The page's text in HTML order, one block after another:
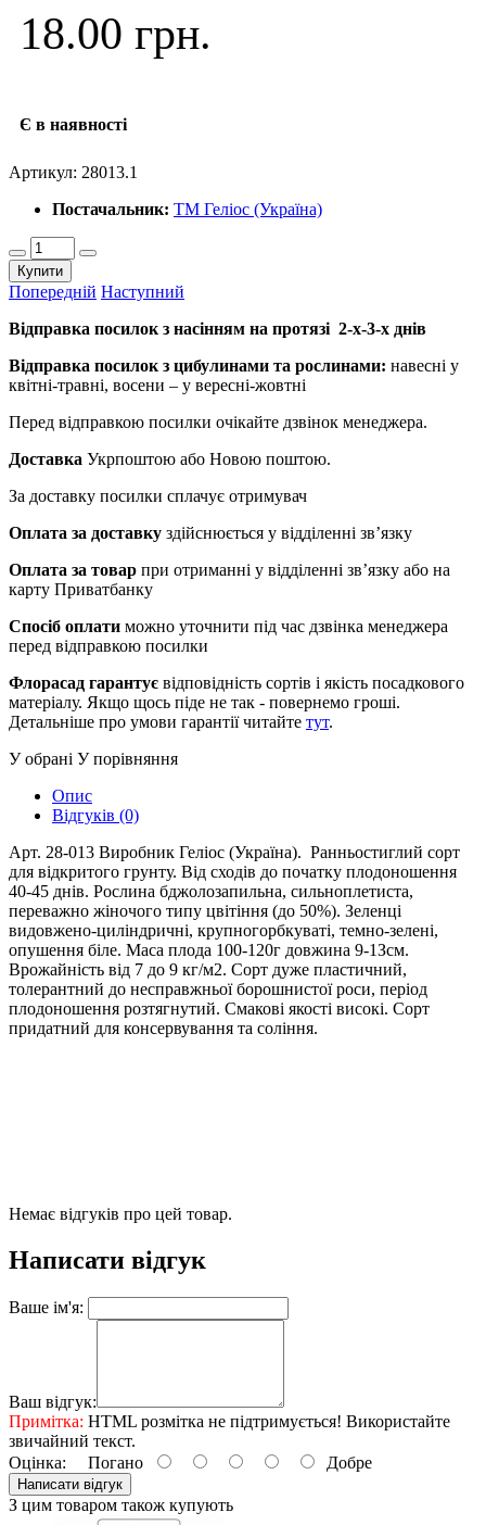
18.00 грн.
Є в наявності
Артикул: 28013.1
Постачальник: ТМ Геліос (Україна)
Купити
Попередній Наступний
Відправка посилок з насінням на протязі 2-х-3-х днів
Відправка посилок з цибулинами та рослинами: навесні у
квітні-травні, восени – у вересні-жовтні
Перед відправкою посилки очікайте дзвінок менеджера.
Доставка Укрпоштою або Новою поштою.
За доставку посилки сплачує отримувач
Оплата за доставку здійснюється у відділенні зв’язку
Оплата за товар при отриманні у відділенні зв’язку або на
карту Приватбанку
Спосіб оплати можно уточнити під час дзвінка менеджера
перед відправкою посилки
Флорасад гарантує відповідність сортів і якість посадкового
матеріалу. Якщо щось піде не так - повернемо гроші.
Детальніше про умови гарантії читайте тут.
У обрані У порівняння
Опис
Відгуків (0)
Арт. 28-013 Виробник Геліос (Україна). Ранньостиглий сорт
для відкритого грунту. Від сходів до початку плодоношення
40-45 днів. Рослина бджолозапильна, сильноплетиста,
переважно жіночого типу цвітіння (до 50%). Зеленці
видовжено-циліндричні, крупногорбкуваті, темно-зелені,
опушення біле. Маса плода 100-120г довжина 9-1Зсм.
Врожайність від 7 до 9 кг/м2. Сорт дуже пластичний,
толерантний до несправжньої борошнистої роси, період
плодоношення розтягнутий. Смакові якості високі. Сорт
придатний для консервування та соління.
Немає відгуків про цей товар.
Написати відгук
Ваше ім'я:
Ваш відгук:
Примітка: HTML розмітка не підтримується! Використайте
звичайний текст.
Оцінка: Погано Добре
Написати відгук
З цим товаром також купують